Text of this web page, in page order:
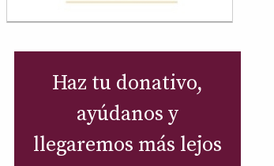
Haz tu donativo,
ayúdanos y
llegaremos más lejos